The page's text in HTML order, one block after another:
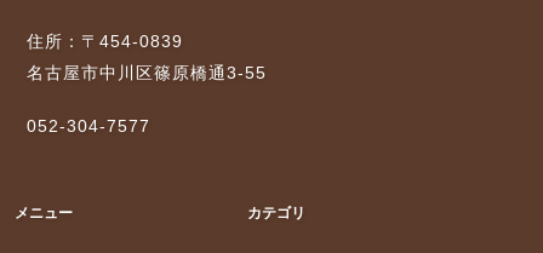
住所：〒454-0839
名古屋市中川区篠原橋通3-55
052-304-7577
メニュー カテゴリ